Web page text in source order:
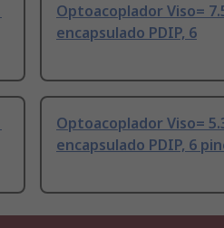
Optoacoplador Viso=
encapsulado PDIP, 6
Optoacoplador Viso=
encapsulado PDIP, 6